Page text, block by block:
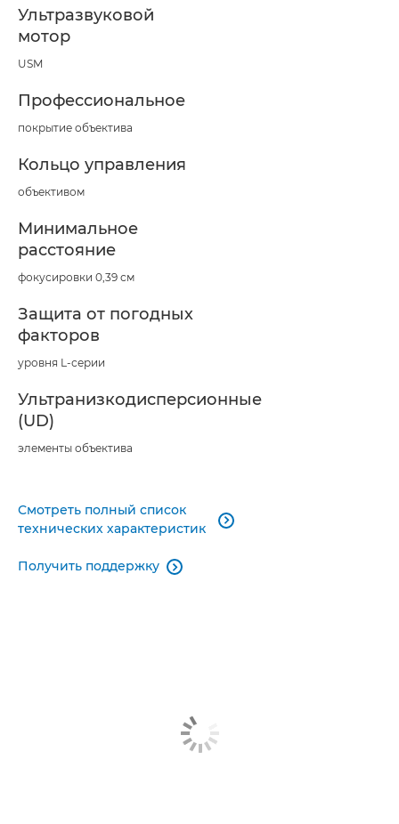
Ультразвуковой
мотор
USM
Профессиональное
покрытие объектива
Кольцо управления
объективом
Минимальное
расстояние
фокусировки 0,39 см
Защита от погодных
факторов
уровня L-серии
Ультранизкодисперсионные
(UD)
элементы объектива
Смотреть полный список
технических характеристик

Получить поддержку 